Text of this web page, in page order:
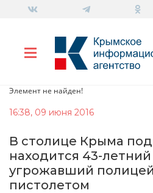
Элемент не найден!
16:38, 09 июня 2016
В столице Крыма
находится 43-
угрожавший
пистолетом